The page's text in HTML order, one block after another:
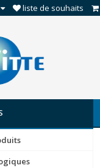
liste de souhaits